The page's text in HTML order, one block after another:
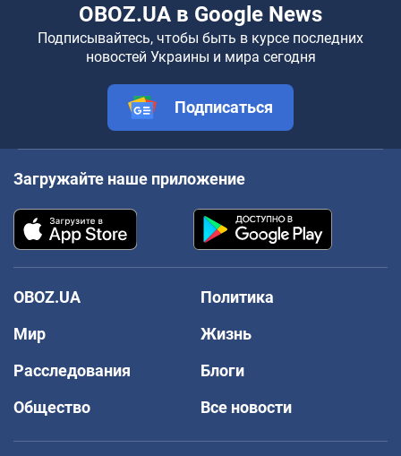
OBOZ.UA в Google News
Подписывайтесь, чтобы быть в курсе последних
новостей Украины и мира сегодня
Подписаться
Загружайте наше приложение
OBOZ.UA
Политика
Мир
Жизнь
Расследования
Блоги
Общество
Все новости